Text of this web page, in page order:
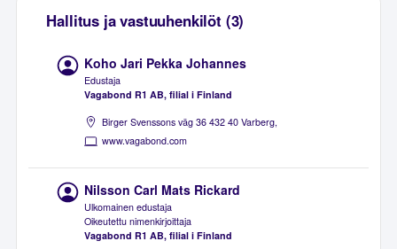
Hallitus ja vastuuhenkilöt (3)
Koho Jari Pekka Johannes
Edustaja
Vagabond R1 AB, filial i Finland
Birger Svenssons väg 36 432 40 Varberg,
www.vagabond.com
Nilsson Carl Mats Rickard
Ulkomainen edustaja
Oikeutettu nimenkirjoittaja
Vagabond R1 AB, filial i Finland